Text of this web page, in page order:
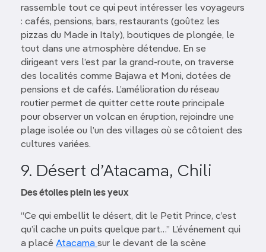
rassemble tout ce qui peut intéresser les voyageurs
: cafés, pensions, bars, restaurants (goûtez les
pizzas du Made in Italy), boutiques de plongée, le
tout dans une atmosphère détendue. En se
dirigeant vers l’est par la grand-route, on traverse
des localités comme Bajawa et Moni, dotées de
pensions et de cafés. L’amélioration du réseau
routier permet de quitter cette route principale
pour observer un volcan en éruption, rejoindre une
plage isolée ou l’un des villages où se côtoient des
cultures variées.
9. Désert d’Atacama, Chili
Des étoiles plein les yeux
“Ce qui embellit le désert, dit le Petit Prince, c’est
qu’il cache un puits quelque part…” L’événement qui
a placé Atacama sur le devant de la scène